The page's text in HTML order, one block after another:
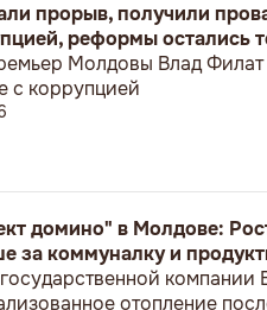
прорыв, получили
реформы остались
Молдовы Влад Филат
с коррупцией
домино" в Молдове:
за коммуналку и
отопление